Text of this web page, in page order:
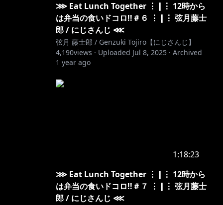
⋙ Eat Lunch Together ⋮❙⋮ 12時から
は弁当の食いドコロ!!＃６ ⋮❙⋮ 弦月藤士
郎 / にじさんじ ⋘
弦月 藤士郎 / Genzuki Tojiro【にじさんじ】
4,190views · Uploaded Jul 8, 2025 · Archived
1 year ago
1:18:23
⋙ Eat Lunch Together ⋮❙⋮ 12時から
は弁当の食いドコロ!!＃７ ⋮❙⋮ 弦月藤士
郎 / にじさんじ ⋘